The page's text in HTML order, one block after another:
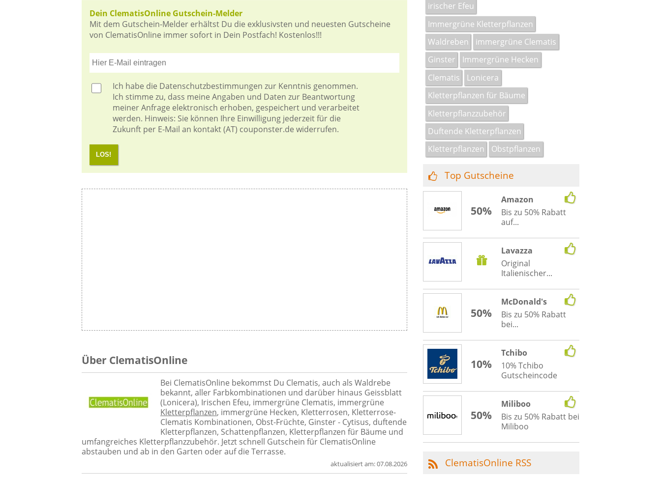
Dein ClematisOnline Gutschein-Melder
Mit dem Gutschein-Melder erhältst Du die exklusivsten und neuesten Gutscheine
von ClematisOnline immer sofort in Dein Postfach! Kostenlos!!!
Ich habe die Datenschutzbestimmungen zur Kenntnis genommen.
Ich stimme zu, dass meine Angaben und Daten zur Beantwortung
meiner Anfrage elektronisch erhoben, gespeichert und verarbeitet
werden. Hinweis: Sie können Ihre Einwilligung jederzeit für die
Zukunft per E-Mail an kontakt (AT) couponster.de widerrufen.
LOS!
Über ClematisOnline
Bei ClematisOnline bekommst Du Clematis, auch als Waldrebe
bekannt, aller Farbkombinationen und darüber hinaus Geissblatt
(Lonicera), Irischen Efeu, immergrüne Clematis, immergrüne
Kletterpflanzen, immergrüne Hecken, Kletterrosen, Kletterrose-
Clematis Kombinationen, Obst-Früchte, Ginster - Cytisus, duftende
Kletterpflanzen, Schattenpflanzen, Kletterpflanzen für Bäume und
umfangreiches Kletterpflanzzubehör. Jetzt schnell Gutschein für ClematisOnline
abstauben und ab in den Garten oder auf die Terrasse.
aktualisiert am:07.08.2026
irischer Efeu
Immergrüne Kletterpflanzen
Waldreben
immergrüne Clematis
Ginster
Immergrüne Hecken
Clematis
Lonicera
Kletterpflanzen für Bäume
Kletterpflanzzubehör
Duftende Kletterpflanzen
Kletterpflanzen
Obstpflanzen
Top Gutscheine
50%
Amazon
Bis zu 50% Rabatt
auf...
Lavazza
Original
Italienischer...
50%
McDonald's
Bis zu 50% Rabatt
bei...
10%
Tchibo
10% Tchibo
Gutscheincode
50%
Miliboo
Bis zu 50% Rabatt bei
Miliboo
ClematisOnline RSS